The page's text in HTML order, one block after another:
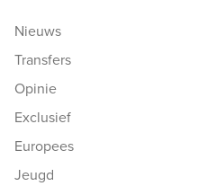
Nieuws
Transfers
Opinie
Exclusief
Europees
Jeugd